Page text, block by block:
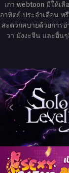
เกา webtoon มีให้เ
อาทิตย์ ประจำเดือน ห
สะดวกสบายด้วยการ
วา มังงะจีน และอื่น